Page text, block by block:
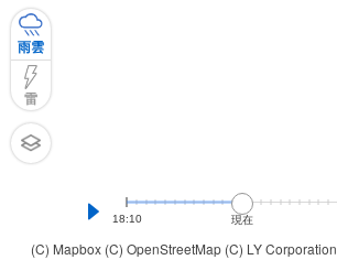
(C) Mapbox (C) OpenStreetMap (C) LY Corporation
雨雲
雷
18:10 現在